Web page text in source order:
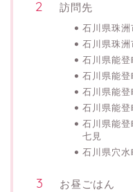
訪問先
石川県珠洲
石川県珠
石川県能
石川県能
石川県能
石川県能
石川県能
七見
石川県穴
お昼ごはん